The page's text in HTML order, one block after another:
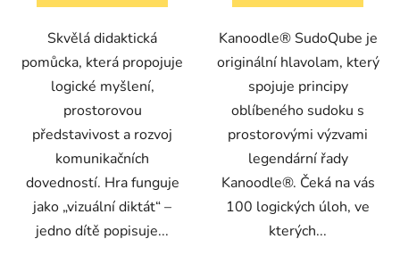
Skvělá didaktická
pomůcka, která propojuje
logické myšlení,
prostorovou
představivost a rozvoj
komunikačních
dovedností. Hra funguje
jako „vizuální diktát“ –
jedno dítě popisuje...
Kanoodle® SudoQube je
originální hlavolam, který
spojuje principy
oblíbeného sudoku s
prostorovými výzvami
legendární řady
Kanoodle®. Čeká na vás
100 logických úloh, ve
kterých...